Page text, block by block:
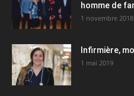
homme de
1 novembre 2018
Infirmière,
1 mai 2019